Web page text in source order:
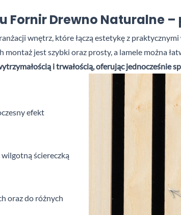
Drewno Naturalne –
wnętrz, które łączą estetykę z
montaż jest szybki oraz prosty, a lamele można
i trwałością, oferując jednocześnie
efekt
ściereczką
oraz do różnych